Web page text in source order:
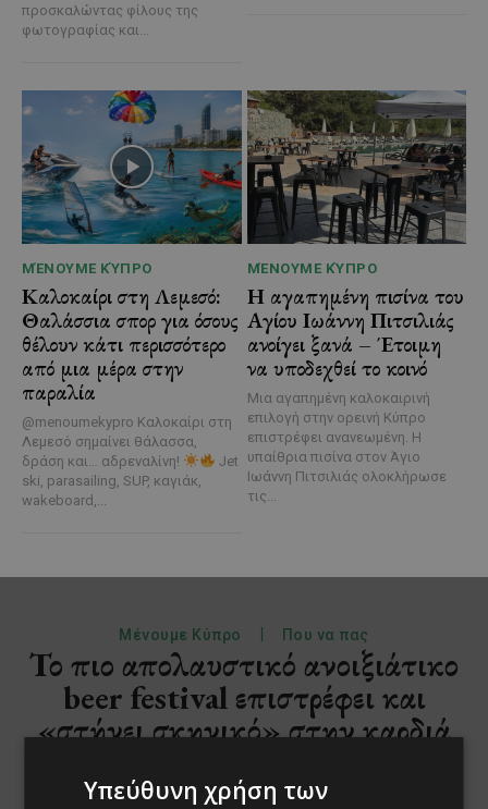
προσκαλώντας φίλους της
φωτογραφίας και...
ΜΈΝΟΥΜΕ ΚΎΠΡΟ
Καλοκαίρι στη Λεμεσό:
Θαλάσσια σπορ για όσους
θέλουν κάτι περισσότερο
από μια μέρα στην
παραλία
@menoumekypro Καλοκαίρι στη
Λεμεσό σημαίνει θάλασσα,
δράση και… αδρεναλίνη!
Jet
ski, parasailing, SUP, καγιάκ,
wakeboard,...
ΜΈΝΟΥΜΕ ΚΎΠΡΟ
Η αγαπημένη πισίνα του
Αγίου Ιωάννη Πιτσιλιάς
ανοίγει ξανά – Έτοιμη
να υποδεχθεί το κοινό
Μια αγαπημένη καλοκαιρινή
επιλογή στην ορεινή Κύπρο
επιστρέφει ανανεωμένη. Η
υπαίθρια πισίνα στον Άγιο
Ιωάννη Πιτσιλιάς ολοκλήρωσε
τις...
Υπεύθυνη χρήση των